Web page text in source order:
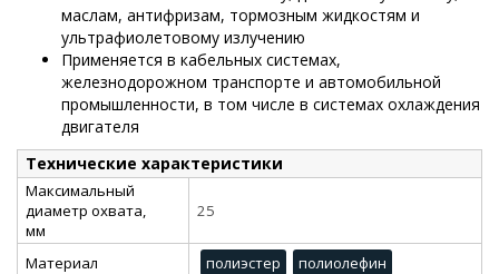
маслам, антифризам, тормозным жидкостям и
ультрафиолетовому излучению
Применяется в кабельных системах,
железнодорожном транспорте и автомобильной
промышленности, в том числе в системах охлаждения
двигателя
Технические характеристики
Максимальный
диаметр охвата,
мм
25
Материал полиэстер
полиолефин